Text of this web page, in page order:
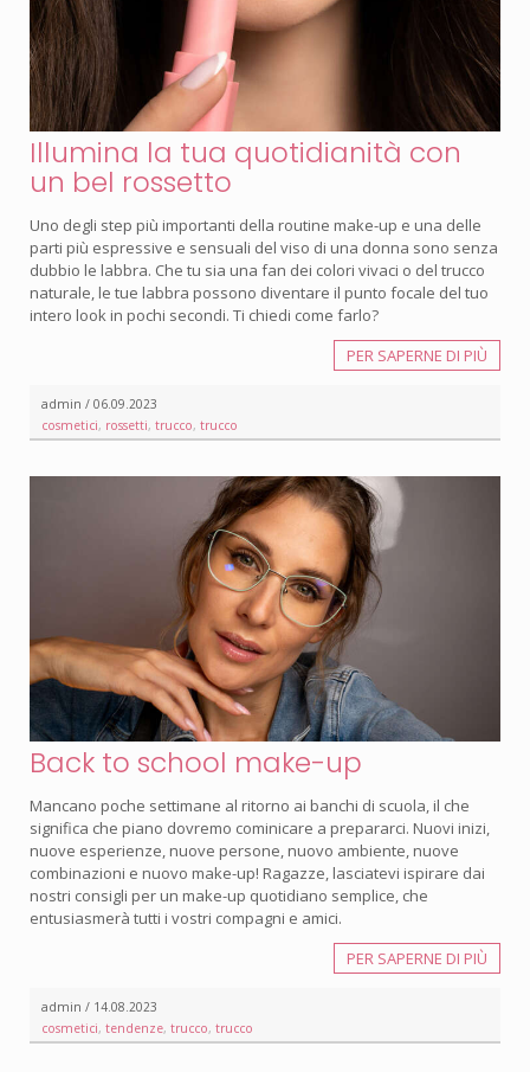
Illumina la tua quotidianità con
un bel rossetto
Uno degli step più importanti della routine make-up e una delle
parti più espressive e sensuali del viso di una donna sono senza
dubbio le labbra. Che tu sia una fan dei colori vivaci o del trucco
naturale, le tue labbra possono diventare il punto focale del tuo
intero look in pochi secondi. Ti chiedi come farlo?
PER SAPERNE DI PIÙ
admin / 06.09.2023
cosmetici, rossetti, trucco, trucco
Back to school make-up
Mancano poche settimane al ritorno ai banchi di scuola, il che
significa che piano dovremo cominicare a prepararci. Nuovi inizi,
nuove esperienze, nuove persone, nuovo ambiente, nuove
combinazioni e nuovo make-up! Ragazze, lasciatevi ispirare dai
nostri consigli per un make-up quotidiano semplice, che
entusiasmerà tutti i vostri compagni e amici.
PER SAPERNE DI PIÙ
admin / 14.08.2023
cosmetici, tendenze, trucco, trucco